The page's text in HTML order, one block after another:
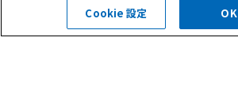
Cookie 設定 OK